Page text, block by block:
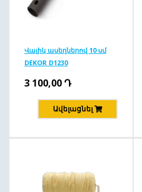
Վալիկ ասեղներով 10 սմ
DEKOR D1230
3 100,00Դ
Ավելացնել